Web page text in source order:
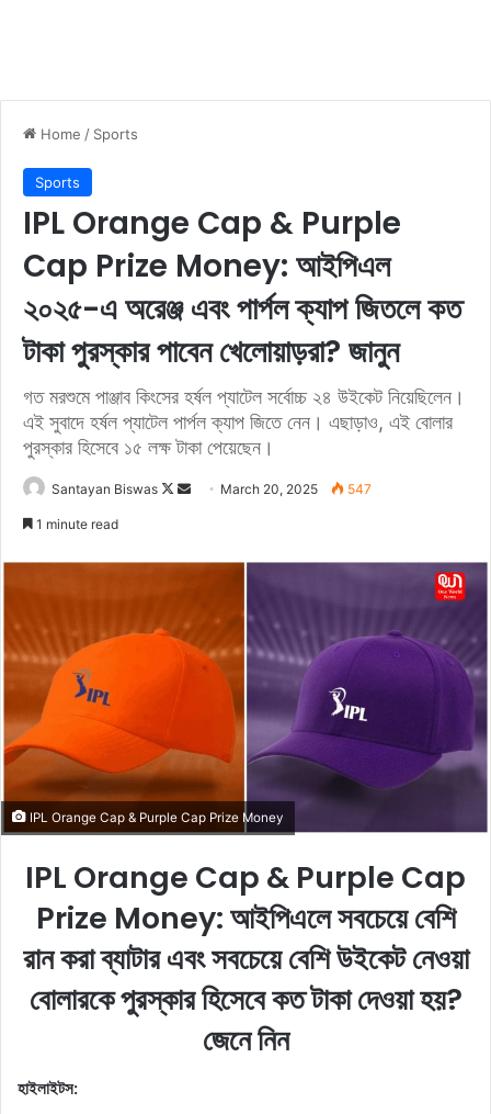
Home / Sports
Sports
IPL Orange Cap & Purple
Cap Prize Money: আইপিএল
২০২৫-এ অরেঞ্জ এবং পার্পল ক্যাপ জিতলে কত
টাকা পুরস্কার পাবেন খেলোয়াড়রা? জানুন
গত মরশুমে পাঞ্জাব কিংসের হর্ষল প্যাটেল সর্বোচ্চ ২৪ উইকেট নিয়েছিলেন।
এই সুবাদে হর্ষল প্যাটেল পার্পল ক্যাপ জিতে নেন। এছাড়াও, এই বোলার
পুরস্কার হিসেবে ১৫ লক্ষ টাকা পেয়েছেন।
Santayan Biswas
F
l
w
o
d
e
l
March 20, 2025 547
1 minute read
IPL Orange Cap & Purple Cap Prize Money
IPL Orange Cap & Purple Cap
Prize Money: আইপিএলে সবচেয়ে বেশি
রান করা ব্যাটার এবং সবচেয়ে বেশি উইকেট নেওয়া
বোলারকে পুরস্কার হিসেবে কত টাকা দেওয়া হয়?
জেনে নিন
হাইলাইটস: